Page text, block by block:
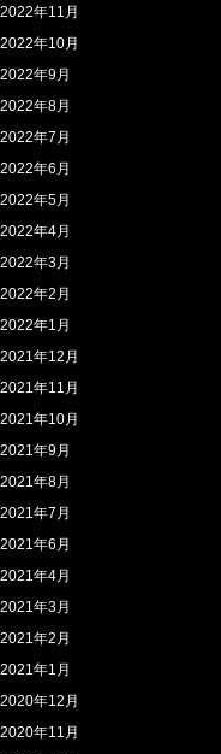
2022年11月
2022年10月
2022年9月
2022年8月
2022年7月
2022年6月
2022年5月
2022年4月
2022年3月
2022年2月
2022年1月
2021年12月
2021年11月
2021年10月
2021年9月
2021年8月
2021年7月
2021年6月
2021年4月
2021年3月
2021年2月
2021年1月
2020年12月
2020年11月